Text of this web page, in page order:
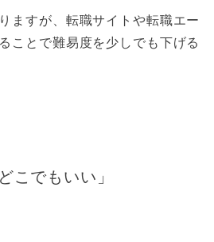
ますが、転職サイトや転職エー
ことで難易度を少しでも下げる
こでもいい」